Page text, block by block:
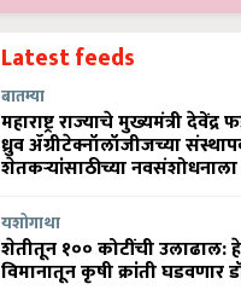
Latest feeds
बातम्या
महाराष्ट्र राज्याचे मुख्यमंत्री
ध्रुव ॲग्रीटेक्नॉलॉजीजच्या
शेतकऱ्यांसाठीच्या
यशोगाथा
शेतीतून १०० कोटींची उलाढाल:
विमानातून कृषी क्रांती घडवणार